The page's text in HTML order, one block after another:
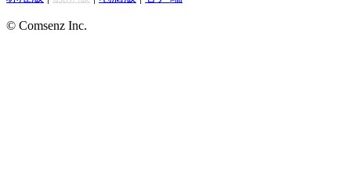
© Comsenz Inc.